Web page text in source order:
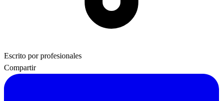
Escrito por profesionales
Compartir